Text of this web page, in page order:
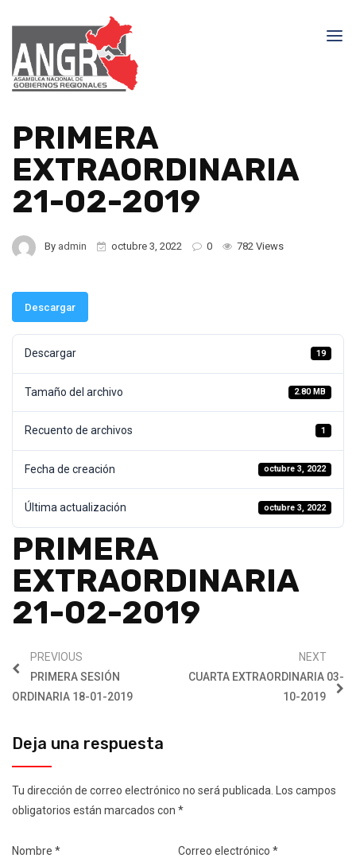
PRIMERA
EXTRAORDINARIA
21-02-2019
By admin octubre 3, 2022 0 782 Views
Descargar
Descargar 19
Tamaño del archivo 2.80 MB
Recuento de archivos 1
Fecha de creación octubre 3, 2022
Última actualización octubre 3, 2022
PRIMERA
EXTRAORDINARIA
21-02-2019
PREVIOUS
PRIMERA SESIÓN
ORDINARIA 18-01-2019
NEXT
CUARTA EXTRAORDINARIA 03-
10-2019
Deja una respuesta
Tu dirección de correo electrónico no será publicada.
Los campos
obligatorios están marcados con *
Nombre * Correo electrónico *